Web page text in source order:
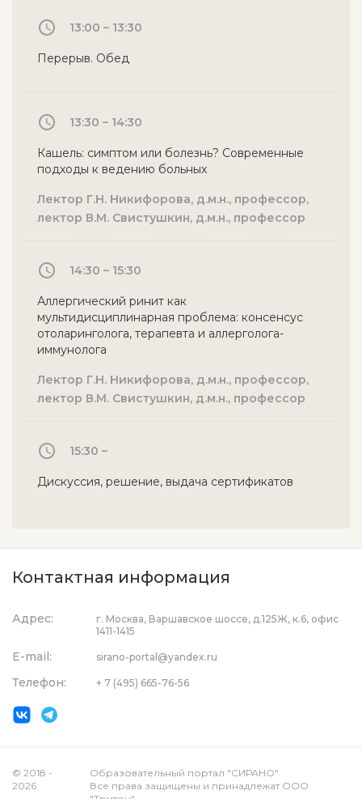
13:00 – 13:30
Перерыв. Обед
13:30 – 14:30
Кашель: симптом или болезнь? Современные
подходы к ведению больных
Лектор Г.Н. Никифорова, д.м.н., профессор,
лектор В.М. Свистушкин, д.м.н., профессор
14:30 – 15:30
Аллергический ринит как
мультидисциплинарная проблема: консенсус
отоларинголога, терапевта и аллерголога-
иммунолога
Лектор Г.Н. Никифорова, д.м.н., профессор,
лектор В.М. Свистушкин, д.м.н., профессор
15:30 –
Дискуссия, решение, выдача сертификатов
Контактная информация
Адрес:
г. Москва, Варшавское шоссе, д.125Ж, к.6, офис
1411-1415
E-mail: sirano-portal@yandex.ru
Телефон: + 7 (495) 665-76-56
© 2018 -
2026
Образовательный портал "СИРАНО".
Все права защищены и принадлежат ООО